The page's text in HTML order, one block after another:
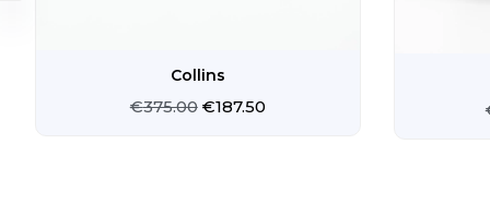
Collins
€375.00 €187.50